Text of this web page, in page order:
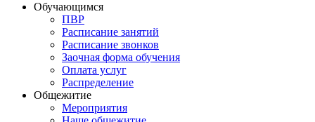
Обучающимся
ПВР
Расписание занятий
Расписание звонков
Заочная форма обучения
Оплата услуг
Распределение
Общежитие
Мероприятия